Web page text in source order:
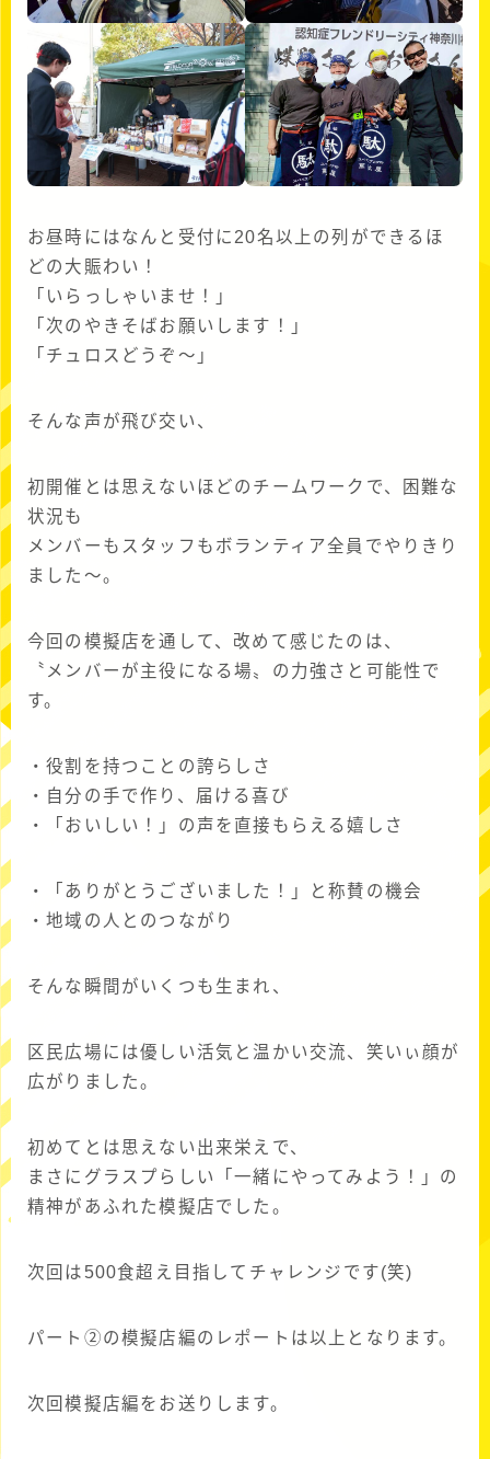
お昼時にはなんと受付に20名以上の列ができるほ
どの大賑わい！
「いらっしゃいませ！」
「次のやきそばお願いします！」
「チュロスどうぞ～」
そんな声が飛び交い、
初開催とは思えないほどのチームワークで、困難な
状況も
メンバーもスタッフもボランティア全員でやりきり
ました～。
今回の模擬店を通して、改めて感じたのは、
〝メンバーが主役になる場〟の力強さと可能性で
す。
・役割を持つことの誇らしさ
・自分の手で作り、届ける喜び
・「おいしい！」の声を直接もらえる嬉しさ
・「ありがとうございました！」と称賛の機会
・地域の人とのつながり
そんな瞬間がいくつも生まれ、
区民広場には優しい活気と温かい交流、笑いぃ顔が
広がりました。
初めてとは思えない出来栄えで、
まさにグラスプらしい「一緒にやってみよう！」の
精神があふれた模擬店でした。
次回は500食超え目指してチャレンジです(笑)
パート➁の模擬店編のレポートは以上となります。
次回模擬店編をお送りします。